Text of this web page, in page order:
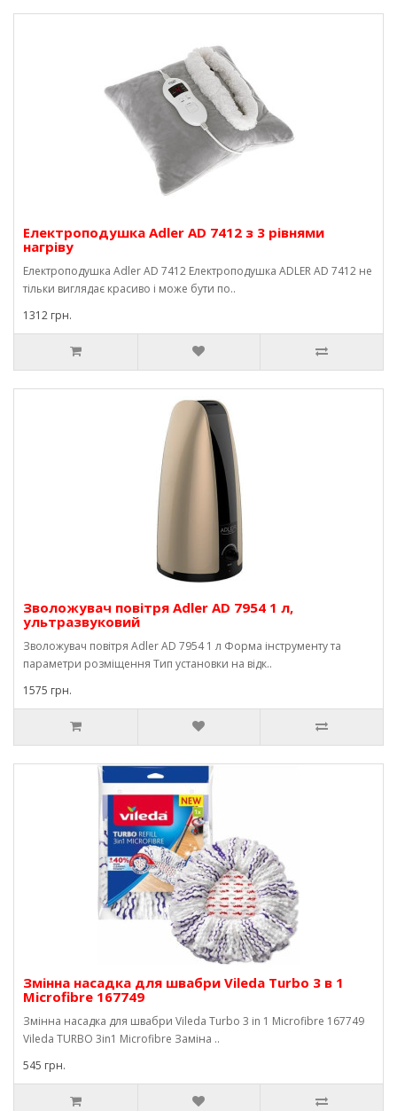
Електроподушка Adler AD 7412 з 3 рівнями
нагріву
Електроподушка Adler AD 7412 Електроподушка ADLER AD 7412 не
тільки виглядає красиво і може бути по..
1312 грн.
Зволожувач повітря Adler AD 7954 1 л,
ультразвуковий
Зволожувач повітря Adler AD 7954 1 л Форма інструменту та
параметри розміщення Тип установки на відк..
1575 грн.
Змінна насадка для швабри Vileda Turbo 3 в 1
Microfibre 167749
Змінна насадка для швабри Vileda Turbo 3 in 1 Microfibre 167749
Vileda TURBO 3in1 Microfibre Заміна ..
545 грн.